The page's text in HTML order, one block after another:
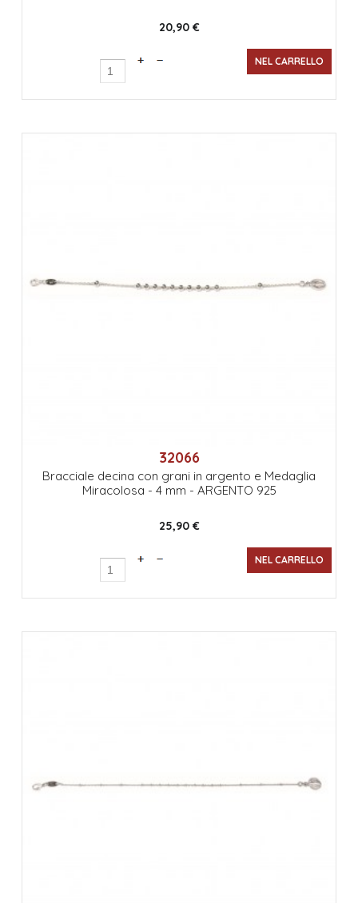
20,90 €
32066
Bracciale decina con grani in argento e Medaglia
Miracolosa - 4 mm - ARGENTO 925
25,90 €